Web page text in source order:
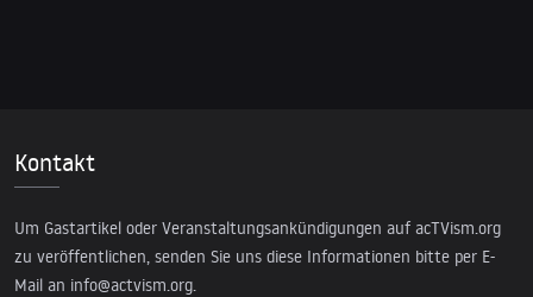
Kontakt
Um Gastartikel oder Veranstaltungsankündigungen auf acTVism.org
zu veröffentlichen, senden Sie uns diese Informationen bitte per E-
Mail an info@actvism.org.